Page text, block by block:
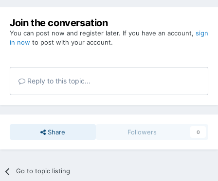
Join the conversation
You can post now and register later. If you have an account, sign
in now to post with your account.
Reply to this topic...
Share Followers 0
Go to topic listing